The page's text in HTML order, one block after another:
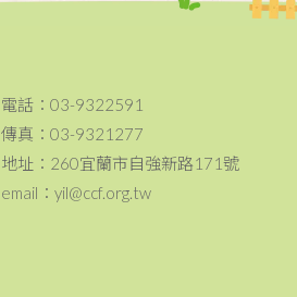
電話：03-9322591
傳真：03-9321277
地址：260宜蘭市自強新路171號
email：yil@ccf.org.tw